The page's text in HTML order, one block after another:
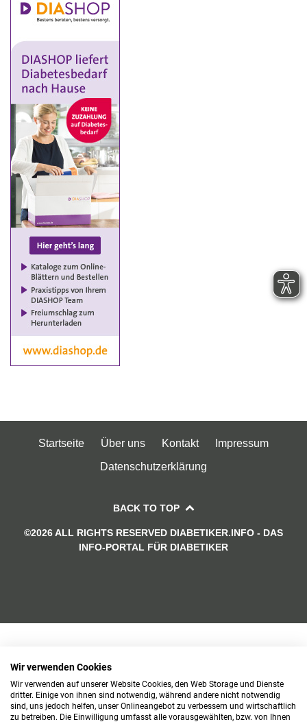
Startseite Über uns Kontakt
Impressum
Datenschutzerklärung
BACK TO TOP
©2026 ALL RIGHTS RESERVED DIABETIKER.INFO - DAS
INFO-PORTAL FÜR DIABETIKER
Wir verwenden Cookies
Wir verwenden auf unserer Website Cookies, den Web Storage und Dienste
dritter. Einige von ihnen sind notwendig, während andere nicht notwendig
sind, uns jedoch helfen, unser Onlineangebot zu verbessern und wirtschaftlich
zu betreiben. Die Einwilligung umfasst alle vorausgewählten, bzw. von Ihnen